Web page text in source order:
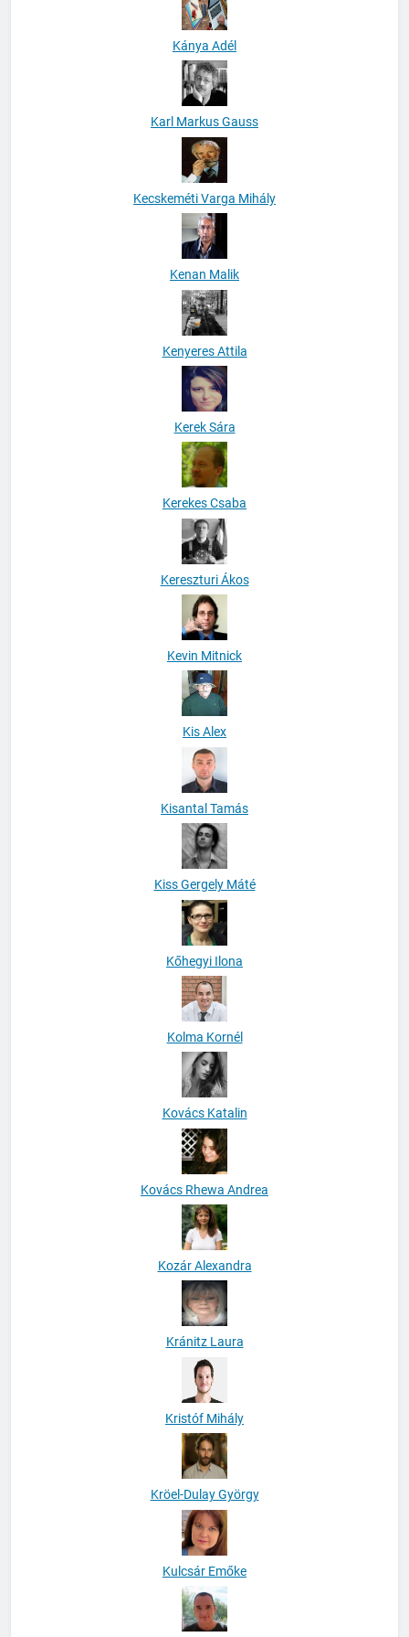
Kánya Adél
Karl Markus Gauss
Kecskeméti Varga Mihály
Kenan Malik
Kenyeres Attila
Kerek Sára
Kerekes Csaba
Kereszturi Ákos
Kevin Mitnick
Kis Alex
Kisantal Tamás
Kiss Gergely Máté
Kőhegyi Ilona
Kolma Kornél
Kovács Katalin
Kovács Rhewa Andrea
Kozár Alexandra
Kránitz Laura
Kristóf Mihály
Kröel-Dulay György
Kulcsár Emőke